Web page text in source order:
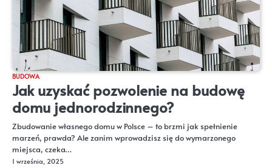
BUDOWA
Jak uzyskać pozwolenie na budowę
domu jednorodzinnego?
Zbudowanie własnego domu w Polsce – to brzmi jak spełnienie
marzeń, prawda? Ale zanim wprowadzisz się do wymarzonego
miejsca, czeka…
1 września, 2025